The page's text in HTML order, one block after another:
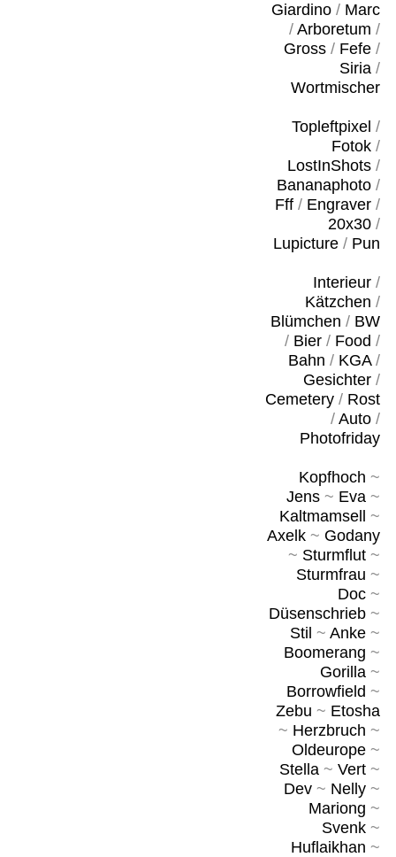
Giardino/ Marc
/ Arboretum /
Gross/ Fefe/
Siria/
Wortmischer
Topleftpixel /
Fotok/
LostInShots/
Bananaphoto/
Fff/ Engraver/
20x30/
Lupicture/ Pun
Interieur/
Kätzchen /
Blümchen / BW
/ Bier/ Food /
Bahn / KGA/
Gesichter/
Cemetery/ Rost
/ Auto/
Photofriday
Kopfhoch ~
Jens~ Eva~
Kaltmamsell
~
Axelk~ Godany
~ Sturmflut~
Sturmfrau ~
Doc~
Düsenschrieb~
Stil ~ Anke~
Boomerang ~
Gorilla~
Borrowfield ~
Zebu ~ Etosha
~ Herzbruch ~
Oldeurope~
Stella~ Vert~
Dev~ Nelly~
Mariong ~
Svenk~
Huflaikhan ~